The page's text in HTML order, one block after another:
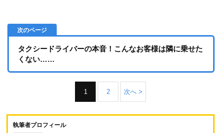
タクシードライバーの本音！こんなお客様は隣に乗せた
くない……
1 2 次へ >
執筆者プロフィール